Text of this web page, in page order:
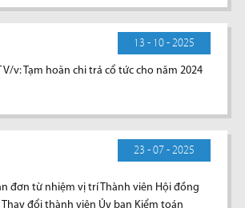
13 - 10 - 2025
V/v: Tạm hoãn chi trả cổ tức cho năm 2024
23 - 07 - 2025
đơn từ nhiệm vị trí Thành viên Hội đồng
đổi thành viên Ủy ban Kiểm toán